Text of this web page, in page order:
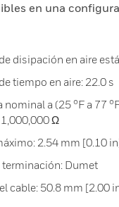
en una
disipación en aire
tiempo en aire: 22.0 s
nominal a (25 °F a 77
Ω
2.54 mm [0.10
terminación: Dumet
cable: 50.8 mm [2.00